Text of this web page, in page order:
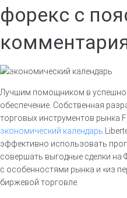
форекс с
Лучшим помощником в
обеспечение. Собственная
торговых инструментов рынка
экономический календарь
эффективно использовать
совершать выгодные сделки
с особенностями рынка и «из
биржевой торговле.